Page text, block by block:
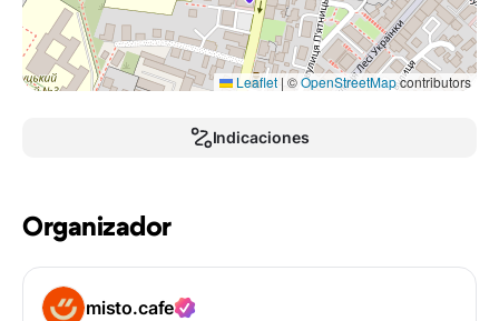
Leaflet | ©OpenStreetMapcontributors
Indicaciones
Organizador
misto.cafe